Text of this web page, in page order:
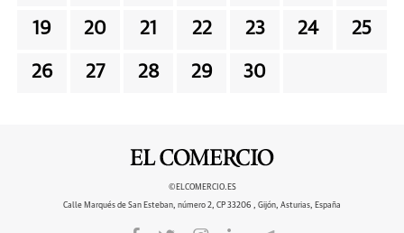
19 20 21 22 23 24 25
26 27 28 29 30
©ELCOMERCIO.ES
Calle Marqués de San Esteban, número 2, CP 33206 , Gijón, Asturias, España